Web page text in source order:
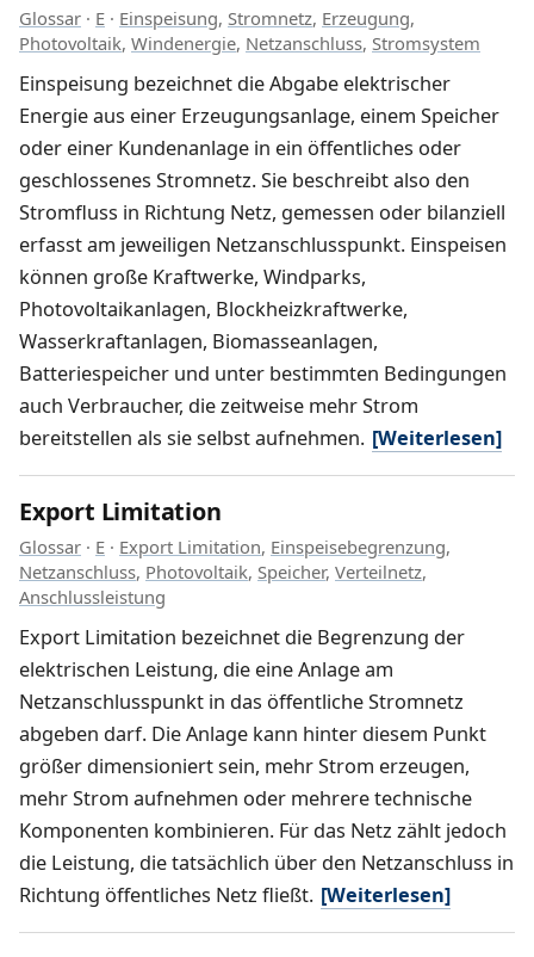
Glossar · E · Einspeisung, Stromnetz, Erzeugung,
Photovoltaik, Windenergie, Netzanschluss, Stromsystem
Einspeisung bezeichnet die Abgabe elektrischer
Energie aus einer Erzeugungsanlage, einem Speicher
oder einer Kundenanlage in ein öffentliches oder
geschlossenes Stromnetz. Sie beschreibt also den
Stromfluss in Richtung Netz, gemessen oder bilanziell
erfasst am jeweiligen Netzanschlusspunkt. Einspeisen
können große Kraftwerke, Windparks,
Photovoltaikanlagen, Blockheizkraftwerke,
Wasserkraftanlagen, Biomasseanlagen,
Batteriespeicher und unter bestimmten Bedingungen
auch Verbraucher, die zeitweise mehr Strom
bereitstellen als sie selbst aufnehmen. [Weiterlesen]
Export Limitation
Glossar · E · Export Limitation, Einspeisebegrenzung,
Netzanschluss, Photovoltaik, Speicher, Verteilnetz,
Anschlussleistung
Export Limitation bezeichnet die Begrenzung der
elektrischen Leistung, die eine Anlage am
Netzanschlusspunkt in das öffentliche Stromnetz
abgeben darf. Die Anlage kann hinter diesem Punkt
größer dimensioniert sein, mehr Strom erzeugen,
mehr Strom aufnehmen oder mehrere technische
Komponenten kombinieren. Für das Netz zählt jedoch
die Leistung, die tatsächlich über den Netzanschluss in
Richtung öffentliches Netz fließt. [Weiterlesen]